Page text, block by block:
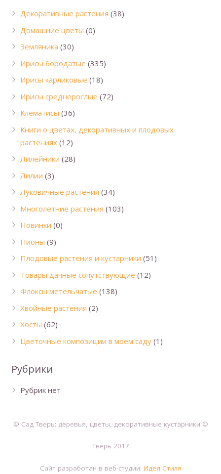
Декоративные растения (38)
Домашние цветы (0)
Земляника (30)
Ирисы бородатые (335)
Ирисы карликовые (18)
Ирисы среднерослые (72)
Клематисы (36)
Книги о цветах, декоративных и плодовых
растениях (12)
Лилейники (28)
Лилии (3)
Луковичные растения (34)
Многолетние растения (103)
Новинки (0)
Пионы (9)
Плодовые растения и кустарники (51)
Товары дачные сопутствующие (12)
Флоксы метельчатые (138)
Хвойные растения (2)
Хосты (62)
Цветочные композиции в моем саду (1)
Рубрики
Рубрик нет
© Сад Тверь: деревья, цветы, декоративные кустарники ©
Тверь 2017
Сайт разработан в веб-студии: Идея Стиля